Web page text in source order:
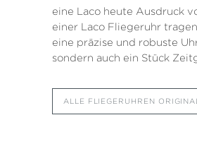
eine Laco heute Ausdruck
einer Laco Fliegeruhr
eine präzise und robuste
sondern auch ein Stück
ALLE FLIEGERUHREN ORIGINAL